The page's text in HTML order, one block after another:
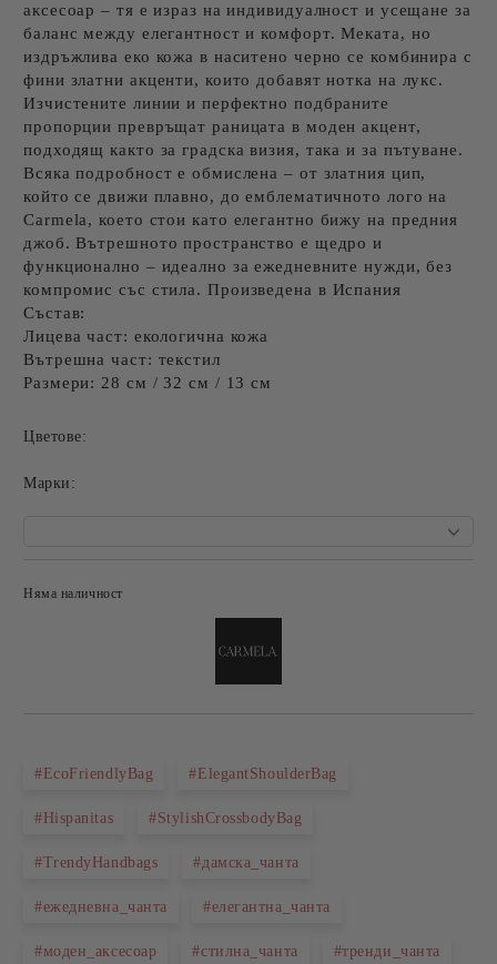
аксесоар – тя е израз на индивидуалност и усещане за
баланс между елегантност и комфорт. Меката, но
издръжлива еко кожа в наситено черно се комбинира с
фини златни акценти, които добавят нотка на лукс.
Изчистените линии и перфектно подбраните
пропорции превръщат раницата в моден акцент,
подходящ както за градска визия, така и за пътуване.
Всяка подробност е обмислена – от златния цип,
който се движи плавно, до емблематичното лого на
Carmela, което стои като елегантно бижу на предния
джоб. Вътрешното пространство е щедро и
функционално – идеално за ежедневните нужди, без
компромис със стила. Произведена в Испания
Състав:
Лицева част: екологична кожа
Вътрешна част: текстил
Размери: 28 см / 32 см / 13 см
Цветове:
Mарки:
Няма наличност
#EcoFriendlyBag #ElegantShoulderBag
#Hispanitas #StylishCrossbodyBag
#TrendyHandbags #дамска_чанта
#ежедневна_чанта #елегантна_чанта
#моден_аксесоар #стилна_чанта #тренди_чанта